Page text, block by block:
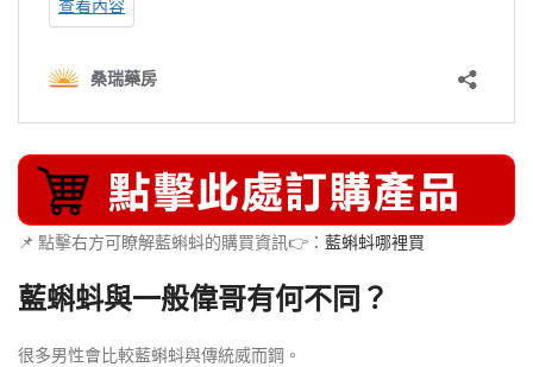
📌 點擊右方可瞭解藍蝌蚪的購買資訊👉： 藍蝌蚪哪裡買
藍蝌蚪與一般偉哥有何不同？
很多男性會比較藍蝌蚪與傳統威而鋼。